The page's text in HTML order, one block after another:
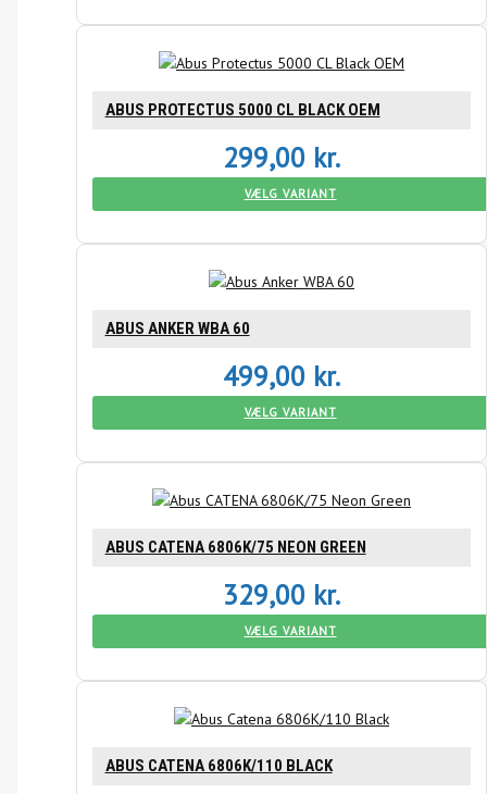
ABUS PROTECTUS 5000 CL BLACK OEM
299,00 kr.
VÆLG VARIANT
ABUS ANKER WBA 60
499,00 kr.
VÆLG VARIANT
ABUS CATENA 6806K/75 NEON GREEN
329,00 kr.
VÆLG VARIANT
ABUS CATENA 6806K/110 BLACK